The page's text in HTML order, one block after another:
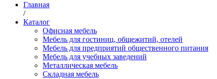
Главная
/
Каталог
Офисная мебель
Мебель для гостиниц, общежитий, отелей
Мебель для предприятий общественного питания
Мебель для учебных заведений
Металлическая мебель
Складная мебель